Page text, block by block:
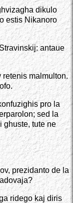
dikulo
estis Nikanoro
antaue
malmulton.
pro la
sed la
ghuste, tute ne
prezidanto de la
ridego kaj diris